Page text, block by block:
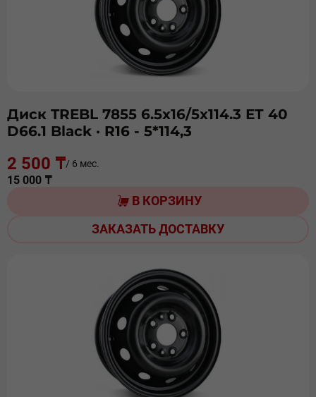
Диск TREBL 7855 6.5х16/5х114.3 ЕТ 40
D66.1 Black · R16 - 5*114,3
2 500 ₸/ 6 мес.
15 000 ₸
В КОРЗИНУ
ЗАКАЗАТЬ ДОСТАВКУ